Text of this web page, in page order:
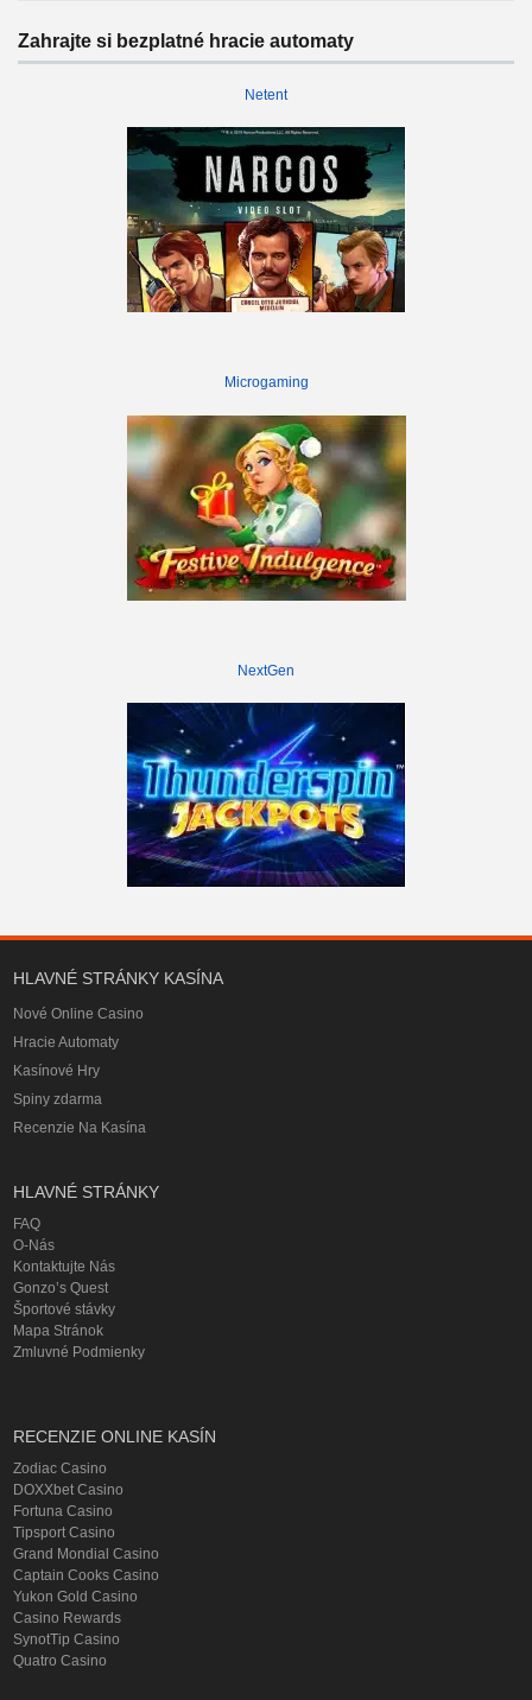
Zahrajte si bezplatné hracie automaty
Netent
Microgaming
NextGen
HLAVNÉ STRÁNKY KASÍNA
Nové Online Casino
Hracie Automaty
Kasínové Hry
Spiny zdarma
Recenzie Na Kasína
HLAVNÉ STRÁNKY
FAQ
O-Nás
Kontaktujte Nás
Gonzo’s Quest
Športové stávky
Mapa Stránok
Zmluvné Podmienky
RECENZIE ONLINE KASÍN
Zodiac Casino
DOXXbet Casino
Fortuna Casino
Tipsport Casino
Grand Mondial Casino
Captain Cooks Casino
Yukon Gold Casino
Casino Rewards
SynotTip Casino
Quatro Casino